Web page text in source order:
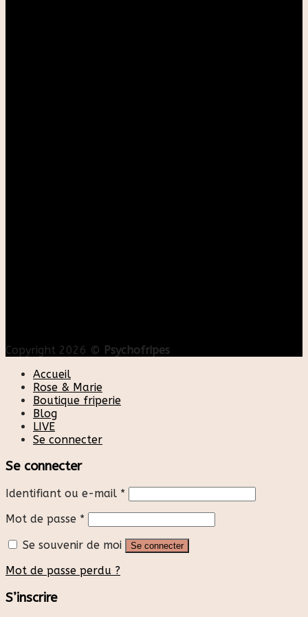
Copyright 2026 © Psychofripes
Accueil
Rose & Marie
Boutique friperie
Blog
LIVE
Se connecter
Se connecter
Identifiant ou e-mail *
Mot de passe *
Se souvenir de moi
Se connecter
Mot de passe perdu ?
S’inscrire